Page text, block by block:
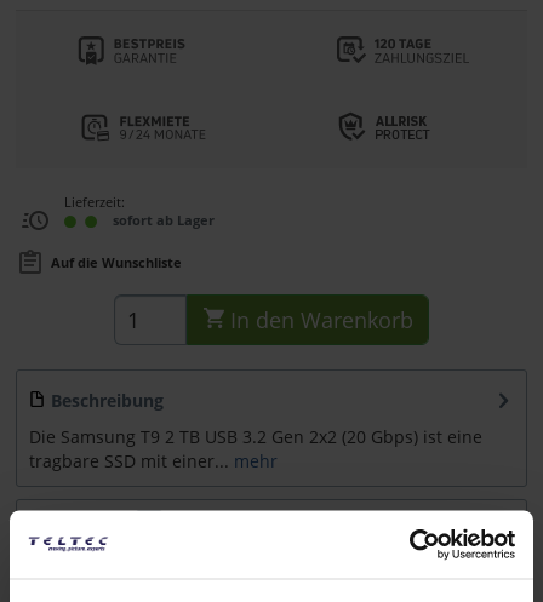
Lieferzeit:
sofort ab Lager
Auf die Wunschliste
In den Warenkorb
Beschreibung
Die Samsung T9 2 TB USB 3.2 Gen 2x2 (20 Gbps) ist eine
tragbare SSD mit einer... mehr